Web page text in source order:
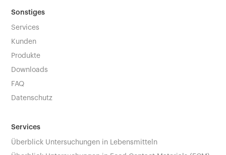
Sonstiges
Services
Kunden
Produkte
Downloads
FAQ
Datenschutz
Services
Überblick Untersuchungen in Lebensmitteln